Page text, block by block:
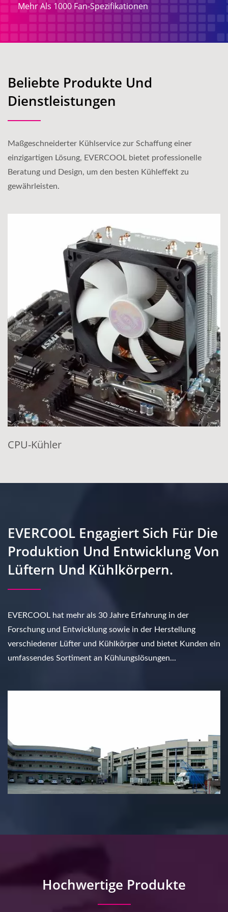
Mehr Als 1000 Fan-Spezifikationen
Beliebte Produkte Und
Dienstleistungen
Maßgeschneiderter Kühlservice zur Schaffung einer
einzigartigen Lösung, EVERCOOL bietet professionelle
Beratung und Design, um den besten Kühleffekt zu
gewährleisten.
CPU-Kühler
EVERCOOL Engagiert Sich Für Die
Produktion Und Entwicklung Von
Lüftern Und Kühlkörpern.
EVERCOOL hat mehr als 30 Jahre Erfahrung in der
Forschung und Entwicklung sowie in der Herstellung
verschiedener Lüfter und Kühlkörper und bietet Kunden ein
umfassendes Sortiment an Kühlungslösungen...
Hochwertige Produkte